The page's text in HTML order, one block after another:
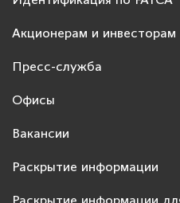
Акционерам и инвесторам
Пресс-служба
Офисы
Вакансии
Раскрытие информации